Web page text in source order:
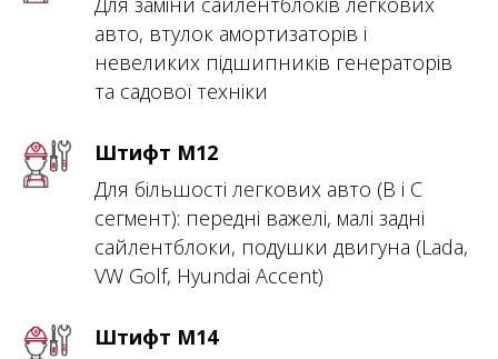
авто, втулок амортизаторів і
невеликих підшипників генераторів
та садової техніки
Штифт M12
Для більшості легкових авто (B і C
сегмент): передні важелі, малі задні
сайлентблоки, подушки двигуна (Lada,
VW Golf, Hyundai Accent)
Штифт M14